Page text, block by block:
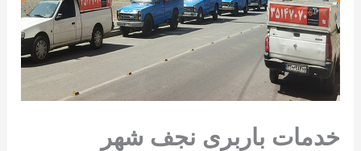
خدمات باربری نجف شهر